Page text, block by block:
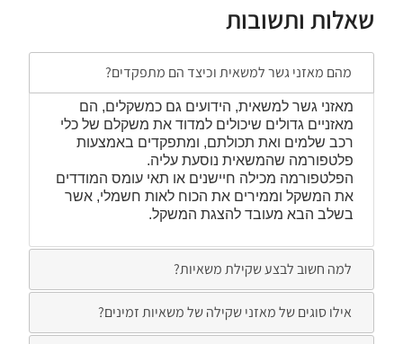
שאלות ותשובות
מהם מאזני גשר למשאית וכיצד הם מתפקדים?
מאזני גשר למשאית, הידועים גם כמשקלים, הם
מאזניים גדולים שיכולים למדוד את משקלם של כלי
רכב שלמים ואת תכולתם, ומתפקדים באמצעות
פלטפורמה שהמשאית נוסעת עליה.
הפלטפורמה מכילה חיישנים או תאי עומס המודדים
את המשקל וממירים את הכוח לאות חשמלי, אשר
בשלב הבא מעובד להצגת המשקל.
למה חשוב לבצע שקילת משאיות?
אילו סוגים של מאזני שקילה של משאיות זמינים?